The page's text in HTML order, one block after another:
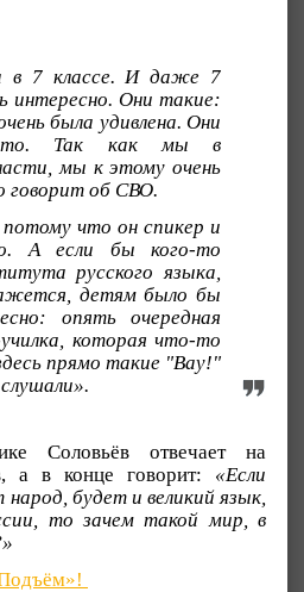
в 7 классе. И даже 7
интересно. Они такие:
была удивлена. Они
Так как мы в
мы к этому очень
говорит об СВО.
что он спикер и
А если бы кого-то
русского языка,
детям было бы
опять очередная
которая что-то
прямо такие "Вау!"
Соловьёв отвечает на
а в конце говорит: «Если
будет и великий язык,
то зачем такой мир, в